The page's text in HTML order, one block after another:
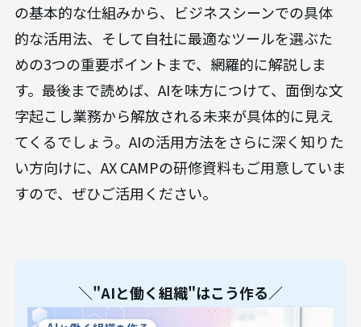
の基本的な仕組みから、ビジネスシーンでの具体
的な活用法、そして自社に最適なツールを選ぶた
めの3つの重要ポイントまで、網羅的に解説しま
す。最後まで読めば、AIを味方につけて、面倒な文
字起こし業務から解放される未来が具体的に見え
てくるでしょう。AIの活用方法をさらに深く知りた
い方向けに、AX CAMPの研修資料もご用意していま
すので、ぜひご活用ください。
＼"AIと働く組織"はこう作る／